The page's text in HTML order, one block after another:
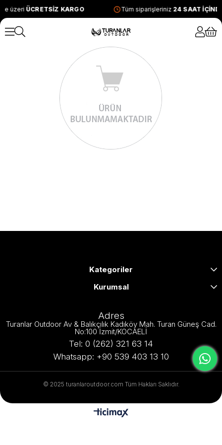
üzeri ÜCRETSİZ KARGO Tüm siparişleriniz 24 SAAT
Kategoriler
Kurumsal
Adres
Turanlar Outdoor Av & Balıkçılık Kadıköy Mah. Turan Güneş Cad.
No:100 İzmit/KOCAELİ
Tel: 0 (262) 321 63 14
Whatsapp: +90 539 403 13 10
© 2025 turanlaroutdoor.com Tüm Hakları Saklıdır.